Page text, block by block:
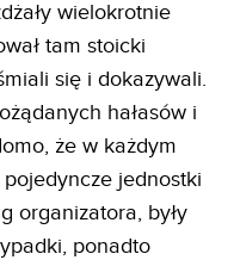
wielokrotnie
tam stoicki
się i dokazywali.
hałasów i
że w każdym
jednostki
organizatora, były
ponadto